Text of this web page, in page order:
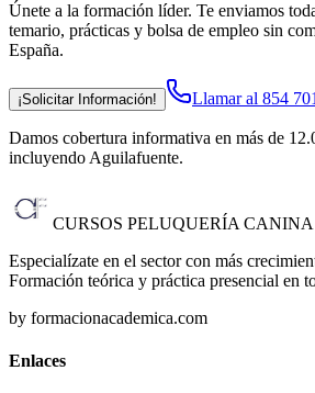
Únete a la formación líder. Te enviamos
temario, prácticas y bolsa de empleo sin
España.
¡Solicitar Información! Llamar al 854
Damos cobertura informativa en más de
incluyendo Aguilafuente.
CURSOS PELUQUERÍA CANINA
Especialízate en el sector con más
Formación teórica y práctica presencial en
by formacionacademica.com
Enlaces